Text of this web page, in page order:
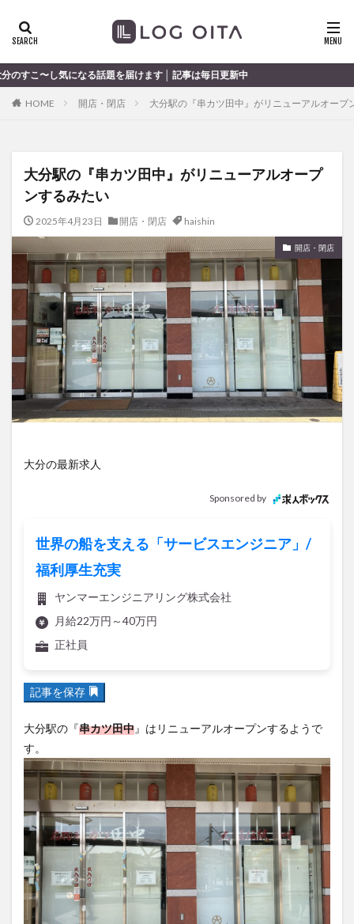
を届けます │ 記事は毎日更新中
HOME 開店・閉店 大分駅の『串カツ田中』がリニューアルオープ
大分駅の『串カツ田中』がリニューアルオープ
ンするみたい
2025年4月23日 開店・閉店 haishin
開店・閉店
大分の最新求人
Sponsored by
世界の船を支える「サービスエンジニア」/
福利厚生充実
ヤンマーエンジニアリング株式会社
月給22万円～40万円
正社員
記事を保存
大分駅の『串カツ田中』はリニューアルオープンするようで
す。
ディナー
haishin
haisin haisnin hasihin
hasishin
hishin
hqaishin
OPA
Paypay PR TOKIPO
あじさい
いちご うみたまご
おでかけ
お土産
お弁当 かき氷
からあげ
くじゅう連山
ねとらぼ
ひまわり
ふるさと納税
まつり まとめ
みかん
むし湯
わさだタウン
わったん
アイススケート
アウトドア
アサイーボウル
アフリカンサファリ
アミュプラザおおいた
アレンジレシピ
アートプラザ
イタリア料理
ウクライナ
サイゼリヤ
サウナ
ジャマイカ料理
ジャークチキン
スイーツ
スタバ
セレクトショップ
チキンカレー
テイクアウト
テレビ
トキハ本店
ハロウィン
ハンバーグ
ビアガーデン
ホーバークラフト
ミヤマキリシマ
ラクテンチ
ラバーダック
ランチ ラーメン
リニューアル
リンクスクエア
レトロ
レンタサイクル
中央町
中津市 中華料理 九重町
休業
佐伯市ランチ 佐賀関
体験レポ
保護猫
催事 公園 冬 初詣
別府
別府市
古墳
古物